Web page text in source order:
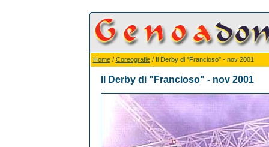
Home/ Coreografie/ Il Derby di "Francioso" - nov 2001
Il Derby di "Francioso" - nov 2001